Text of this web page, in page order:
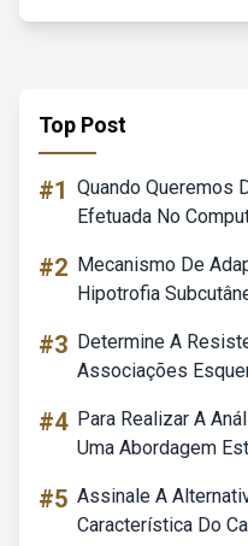
Top Post
#1 Quando Queremos
Efetuada No
#2 Mecanismo De
Hipotrofia
#3 Determine A
Associações
#4 Para Realizar A
Uma Abordagem
#5 Assinale A
Característica Do